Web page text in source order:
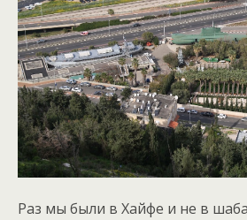
Раз мы были в Хайфе и не в